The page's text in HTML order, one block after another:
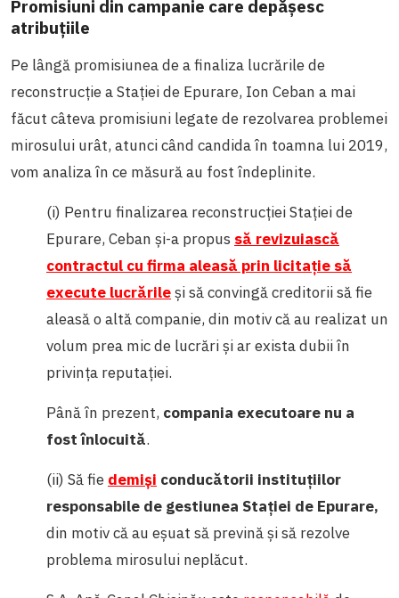
Promisiuni din campanie care depășesc
atribuțiile
Pe lângă promisiunea de a finaliza lucrările de
reconstrucție a Stației de Epurare, Ion Ceban a mai
făcut câteva promisiuni legate de rezolvarea problemei
mirosului urât, atunci când candida în toamna lui 2019,
vom analiza în ce măsură au fost îndeplinite.
(i) Pentru finalizarea reconstrucției Stației de
Epurare, Ceban și-a propus să revizuiască
contractul cu firma aleasă prin licitație să
execute lucrărileși să convingă creditorii să fie
aleasă o altă companie, din motiv că au realizat un
volum prea mic de lucrări și ar exista dubii în
privința reputației.
Până în prezent, compania executoare nu a
fost înlocuită.
(ii) Să fie demiși conducătorii instituțiilor
responsabile de gestiunea Stației de Epurare,
din motiv că au eșuat să prevină și să rezolve
problema mirosului neplăcut.